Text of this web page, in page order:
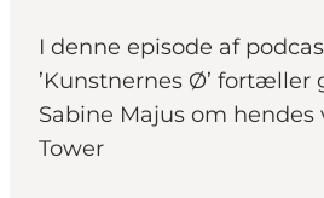
I denne episode af
’Kunstnernes Ø’ fortæller
Sabine Majus om
Tower